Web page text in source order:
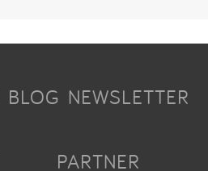
BLOG NEWSLETTER
PARTNER